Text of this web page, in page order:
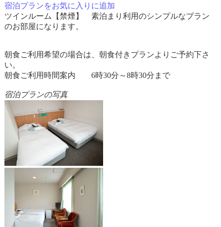
宿泊プランをお気に入りに追加
ツインルーム【禁煙】 素泊まり利用のシンプルなプラン
のお部屋になります。
朝食ご利用希望の場合は、朝食付きプランよりご予約下さ
い。
朝食ご利用時間案内 6時30分～8時30分まで
宿泊プランの写真